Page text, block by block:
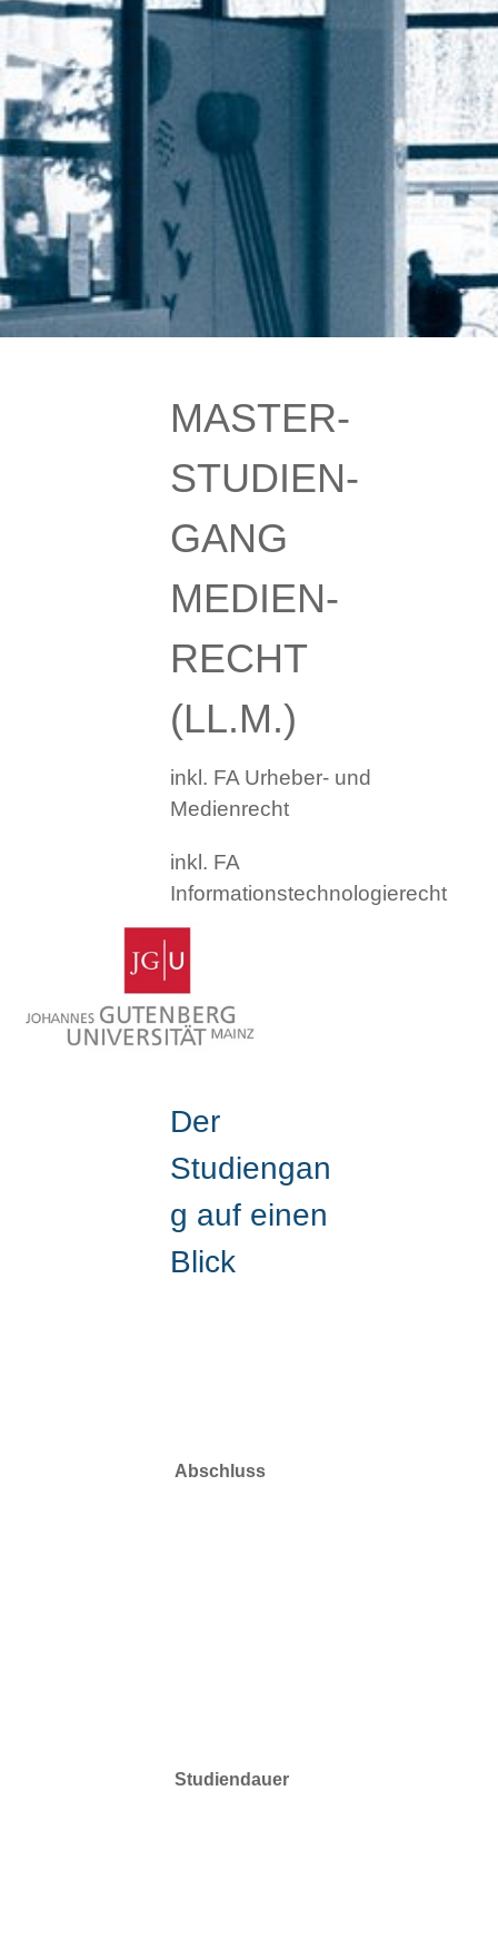
MASTER­
STUDIEN­
GANG
MEDIEN­
RECHT
(LL.M.)
inkl. FA Urheber- und
Medienrecht
inkl. FA
Informationstechnologierecht
Der
Studiengan
g auf einen
Blick
Abschluss
Studiendauer